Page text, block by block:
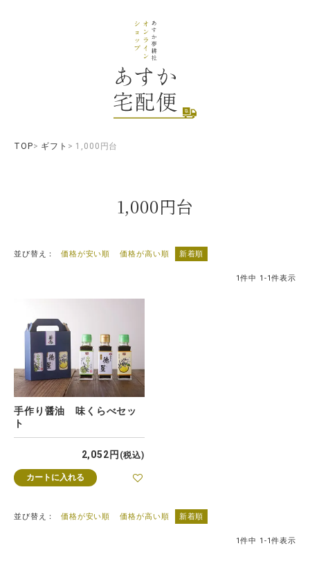
TOP ギフト 1,000円台
1,000円台
並び替え 価格が安い順 価格が高い順 新着順
1件中 1 -1件表示
手作り醤油 味くらべセッ
ト
2,052 税込
カートに入れる
並び替え 価格が安い順 価格が高い順 新着順
1件中 1 -1件表示